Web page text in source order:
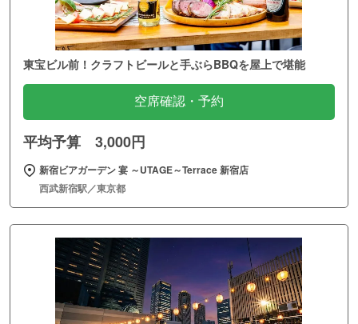
東宝ビル前！クラフトビールと手ぶらBBQを屋上で堪能
空席確認・予約
平均予算 3,000円
新宿ビアガーデン 宴 ～UTAGE～Terrace 新宿店
西武新宿駅／東京都